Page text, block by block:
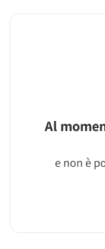
Al
e non è